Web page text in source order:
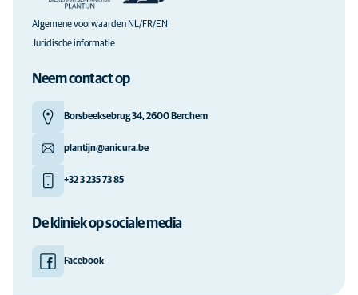
Algemene voorwaarden NL/FR/EN
Juridische informatie
Neem contact op
Borsbeeksebrug 34, 2600 Berchem
plantijn@anicura.be
+32 3 235 73 85
De kliniek op sociale media
Facebook